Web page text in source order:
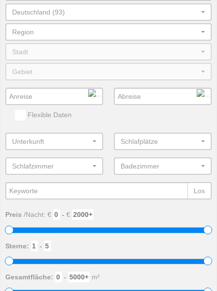
Deutschland (93)
Region
Stadt
Gebiet
Flexible Daten
Unterkunft Schlafplätze
Schlafzimmer Badezimmer
Los
Preis /Nacht: € - €
Sterne: -
Gesamtfläche: - m²